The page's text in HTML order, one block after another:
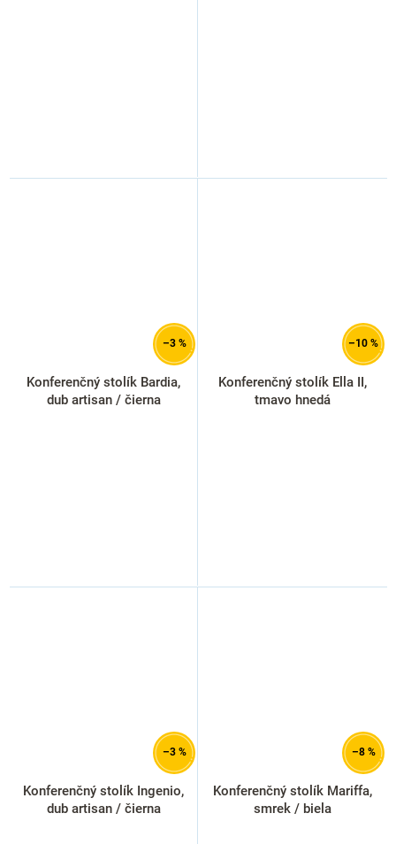
–3 %
Konferenčný stolík Bardia,
dub artisan / čierna
–10 %
Konferenčný stolík Ella II,
tmavo hnedá
–3 %
Konferenčný stolík Ingenio,
dub artisan / čierna
–8 %
Konferenčný stolík Mariffa,
smrek / biela